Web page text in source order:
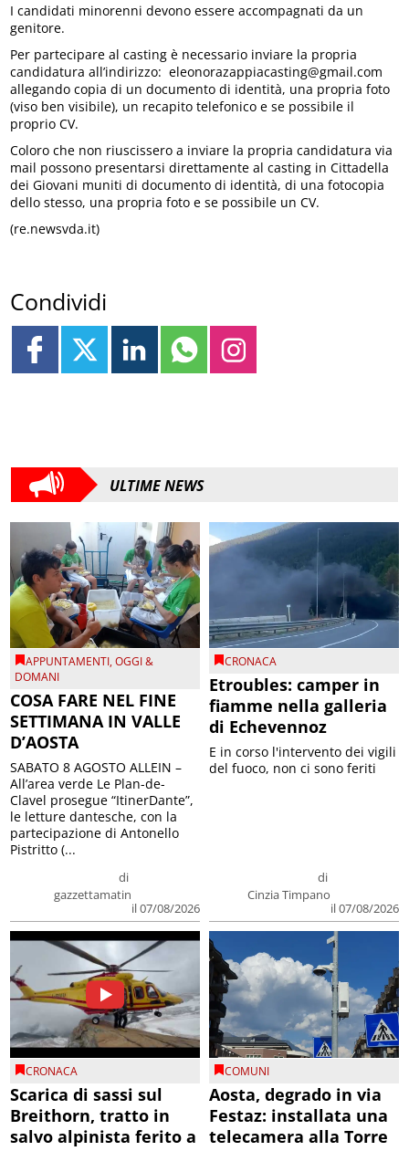
I candidati minorenni devono essere accompagnati da un
genitore.
Per partecipare al casting è necessario inviare la propria
candidatura all’indirizzo: eleonorazappiacasting@gmail.com
allegando copia di un documento di identità, una propria foto
(viso ben visibile), un recapito telefonico e se possibile il
proprio CV.
Coloro che non riuscissero a inviare la propria candidatura via
mail possono presentarsi direttamente al casting in Cittadella
dei Giovani muniti di documento di identità, di una fotocopia
dello stesso, una propria foto e se possibile un CV.
(re.newsvda.it)
Condividi
ULTIME NEWS
APPUNTAMENTI,OGGI &
DOMANI
COSA FARE NEL FINE
SETTIMANA IN VALLE
D’AOSTA
di
gazzettamatin
il 07/08/2026
SABATO 8 AGOSTO ALLEIN –
All’area verde Le Plan-de-
Clavel prosegue “ItinerDante”,
le letture dantesche, con la
partecipazione di Antonello
Pistritto (...
CRONACA
Etroubles: camper in
fiamme nella galleria
di Echevennoz
di
Cinzia Timpano
il 07/08/2026
E in corso l'intervento dei vigili
del fuoco, non ci sono feriti
CRONACA
Scarica di sassi sul
Breithorn, tratto in
salvo alpinista ferito a
COMUNI
Aosta, degrado in via
Festaz: installata una
telecamera alla Torre